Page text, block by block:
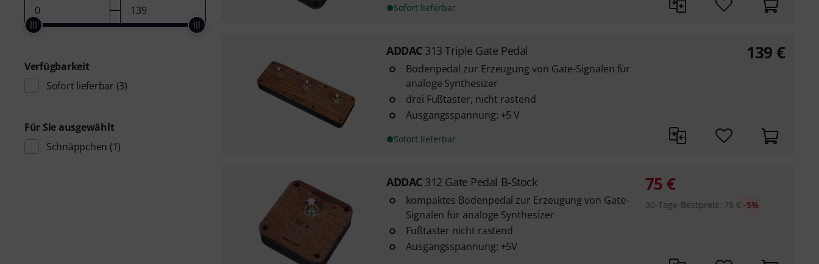
Verfügbarkeit
Sofort lieferbar (3)
Für Sie ausgewählt
Schnäppchen (1)
Sofort lieferbar
ADDAC 313 Triple Gate Pedal
Bodenpedal zur Erzeugung von Gate-Signalen für
analoge Synthesizer
drei Fußtaster, nicht rastend
Ausgangsspannung: +5 V
Sofort lieferbar
139 €
ADDAC 312 Gate Pedal B-Stock
kompaktes Bodenpedal zur Erzeugung von Gate-
Signalen für analoge Synthesizer
Fußtaster nicht rastend
Ausgangsspannung: +5V
75 €
30-Tage-Bestpreis: 79 € -5%